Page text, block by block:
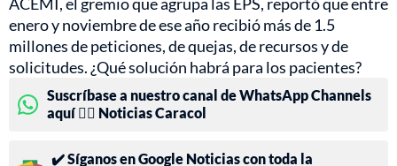
enero y noviembre de ese año recibió más de 1.5
millones de peticiones, de quejas, de recursos y de
solicitudes. ¿Qué solución habrá para los pacientes?
Suscríbase a nuestro canal de WhatsApp Channels
aquí 👉🏻 Noticias Caracol
✔️ Síganos en Google Noticias con toda la